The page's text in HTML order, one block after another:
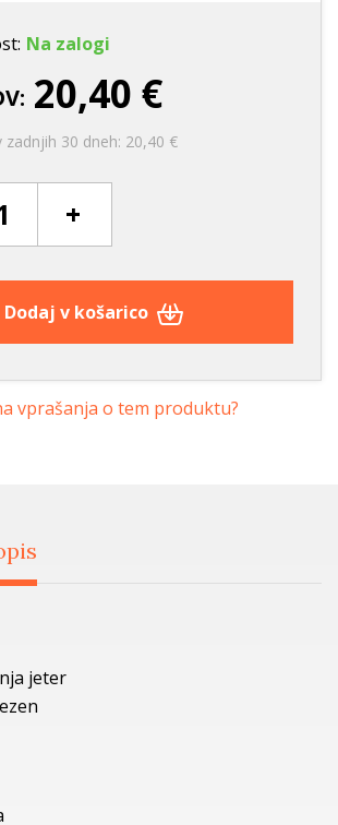
Na zalogi
20,40 €
zadnjih 30 dneh: 20,40 €
+
Dodaj v košarico
vprašanja o tem produktu?
jeter